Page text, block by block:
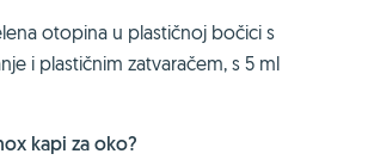
otopina u plastičnoj bočici s
i plastičnim zatvaračem, s 5 ml
kapi za oko?